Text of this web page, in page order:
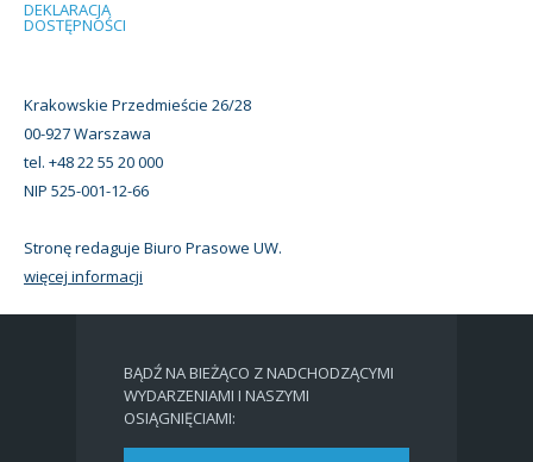
DEKLARACJA
DOSTĘPNOŚCI
Krakowskie Przedmieście 26/28
00-927 Warszawa
tel. +48 22 55 20 000
NIP 525-001-12-66
Stronę redaguje Biuro Prasowe UW.
więcej informacji
BĄDŹ NA BIEŻĄCO Z NADCHODZĄCYMI
WYDARZENIAMI I NASZYMI
OSIĄGNIĘCIAMI: